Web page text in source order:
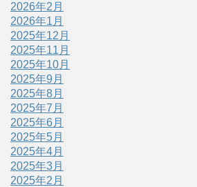
2026年2月
2026年1月
2025年12月
2025年11月
2025年10月
2025年9月
2025年8月
2025年7月
2025年6月
2025年5月
2025年4月
2025年3月
2025年2月